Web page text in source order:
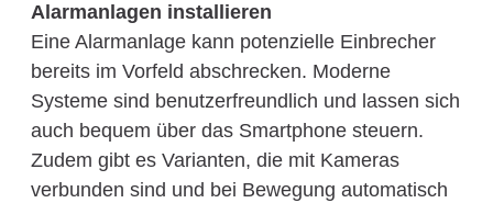
Alarmanlagen installieren
Eine Alarmanlage kann potenzielle Einbrecher
bereits im Vorfeld abschrecken. Moderne
Systeme sind benutzerfreundlich und lassen sich
auch bequem über das Smartphone steuern.
Zudem gibt es Varianten, die mit Kameras
verbunden sind und bei Bewegung automatisch